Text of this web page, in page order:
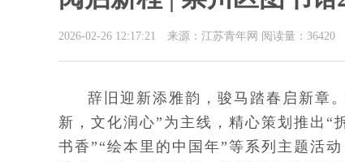
2026-02-26 12:17:21 来源：江苏青年网 阅读量： 36420
辞旧迎新添雅韵，骏马踏春启新章
新，文化润心”为主线，精心策划推出“
书香”“绘本里的中国年”等系列主题活